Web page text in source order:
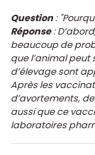
Question:
Réponse:
beaucoup de
que l’animal peut
d’élevage sont
Après les
d’avortements,
aussi que ce
laboratoires